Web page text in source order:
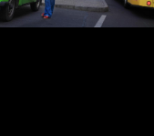
APICULTEURS